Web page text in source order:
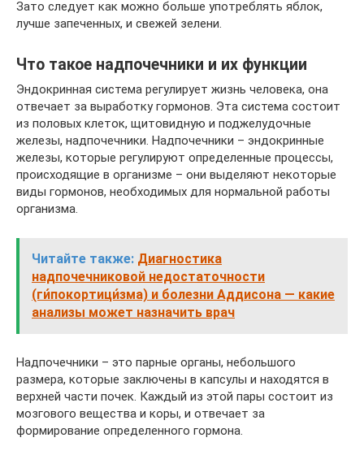
Зато следует как можно больше употреблять яблок,
лучше запеченных, и свежей зелени.
Что такое надпочечники и их функции
Эндокринная система регулирует жизнь человека, она
отвечает за выработку гормонов. Эта система состоит
из половых клеток, щитовидную и поджелудочные
железы, надпочечники. Надпочечники – эндокринные
железы, которые регулируют определенные процессы,
происходящие в организме – они выделяют некоторые
виды гормонов, необходимых для нормальной работы
организма.
Читайте также: Диагностика
надпочечниковой недостаточности
(ги́покортици́зма) и болезни Аддисона — какие
анализы может назначить врач
Надпочечники – это парные органы, небольшого
размера, которые заключены в капсулы и находятся в
верхней части почек. Каждый из этой пары состоит из
мозгового вещества и коры, и отвечает за
формирование определенного гормона.